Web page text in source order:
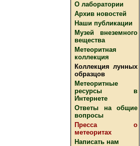
О лаборатории
Архив новостей
Наши публикации
Музей внеземного
вещества
Метеоритная
коллекция
Коллекция лунных
образцов
Метеоритные
ресурсы в
Интернете
Ответы на общие
вопросы
Пресса о
метеоритах
Написать нам